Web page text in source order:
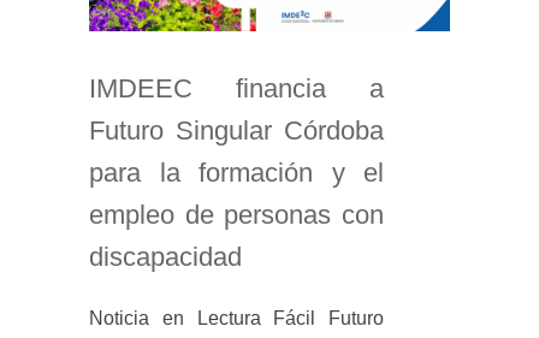
IMDEEC financia a
Futuro Singular Córdoba
para la formación y el
empleo de personas con
discapacidad
Noticia en Lectura Fácil Futuro